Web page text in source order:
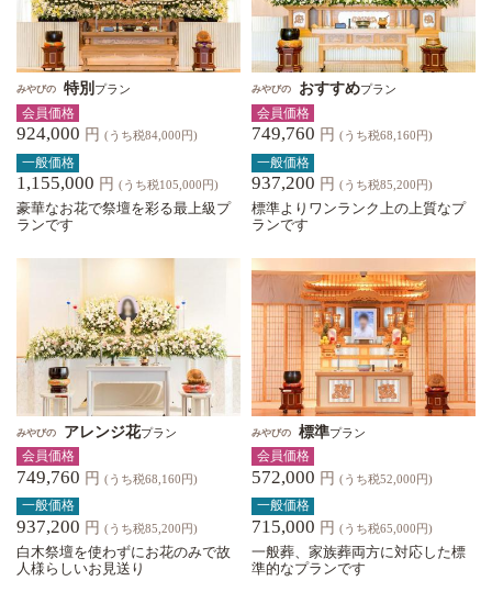
みやびの 特別 プラン
会員価格
924,000 円 (うち税84,000円)
一般価格
1,155,000 円 (うち税105,000円)
豪華なお花で祭壇を彩る最上級プ
ランです
みやびの おすすめプラン
会員価格
749,760 円 (うち税68,160円)
一般価格
937,200 円 (うち税85,200円)
標準よりワンランク上の上質なプ
ランです
みやびの アレンジ花プラン
会員価格
749,760 円 (うち税68,160円)
一般価格
937,200 円 (うち税85,200円)
白木祭壇を使わずにお花のみで故
人様らしいお見送り
みやびの 標準プラン
会員価格
572,000 円 (うち税52,000円)
一般価格
715,000 円 (うち税65,000円)
一般葬、家族葬両方に対応した標
準的なプランです